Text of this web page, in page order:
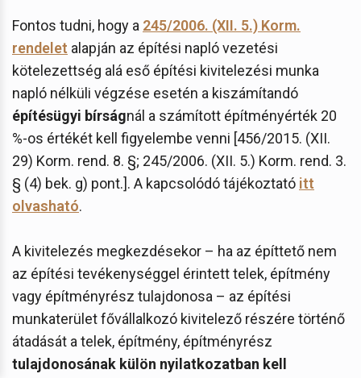
Fontos tudni, hogy a 245/2006. (XII. 5.) Korm.
rendelet alapján az építési napló vezetési
kötelezettség alá eső építési kivitelezési munka
napló nélküli végzése esetén a kiszámítandó
építésügyi bírságnál a számított építményérték 20
%-os értékét kell figyelembe venni [456/2015. (XII.
29) Korm. rend. 8. §; 245/2006. (XII. 5.) Korm. rend. 3.
§ (4) bek. g) pont.]. A kapcsolódó tájékoztató itt
olvasható.
A kivitelezés megkezdésekor – ha az építtető nem
az építési tevékenységgel érintett telek, építmény
vagy építményrész tulajdonosa – az építési
munkaterület fővállalkozó kivitelező részére történő
átadását a telek, építmény, építményrész
tulajdonosának külön nyilatkozatban kell